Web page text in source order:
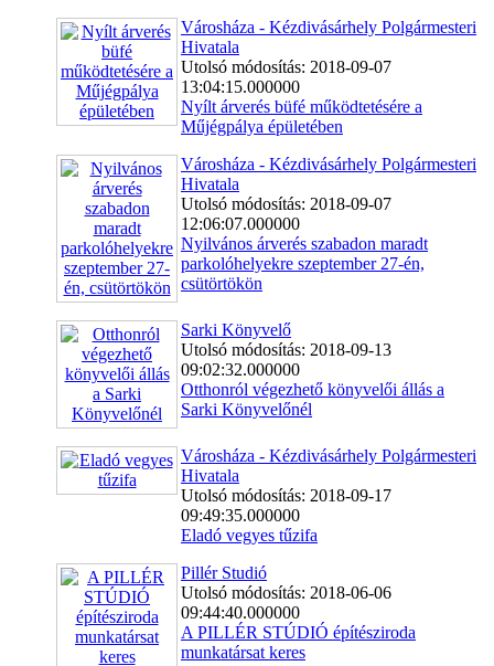
Városháza - Kézdivásárhely Polgármesteri
Hivatala
Utolsó módosítás: 2018-09-07
13:04:15.000000
Nyílt árverés büfé működtetésére a
Műjégpálya épületében
Városháza - Kézdivásárhely Polgármesteri
Hivatala
Utolsó módosítás: 2018-09-07
12:06:07.000000
Nyilvános árverés szabadon maradt
parkolóhelyekre szeptember 27-én,
csütörtökön
Sarki Könyvelő
Utolsó módosítás: 2018-09-13
09:02:32.000000
Otthonról végezhető könyvelői állás a
Sarki Könyvelőnél
Városháza - Kézdivásárhely Polgármesteri
Hivatala
Utolsó módosítás: 2018-09-17
09:49:35.000000
Eladó vegyes tűzifa
Pillér Studió
Utolsó módosítás: 2018-06-06
09:44:40.000000
A PILLÉR STÚDIÓ építésziroda
munkatársat keres